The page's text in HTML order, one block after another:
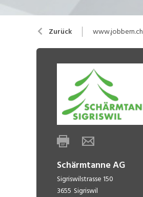
Zurück www.jobbern.ch
Schärmtanne AG
Sigriswilstrasse 150
3655 Sigriswil